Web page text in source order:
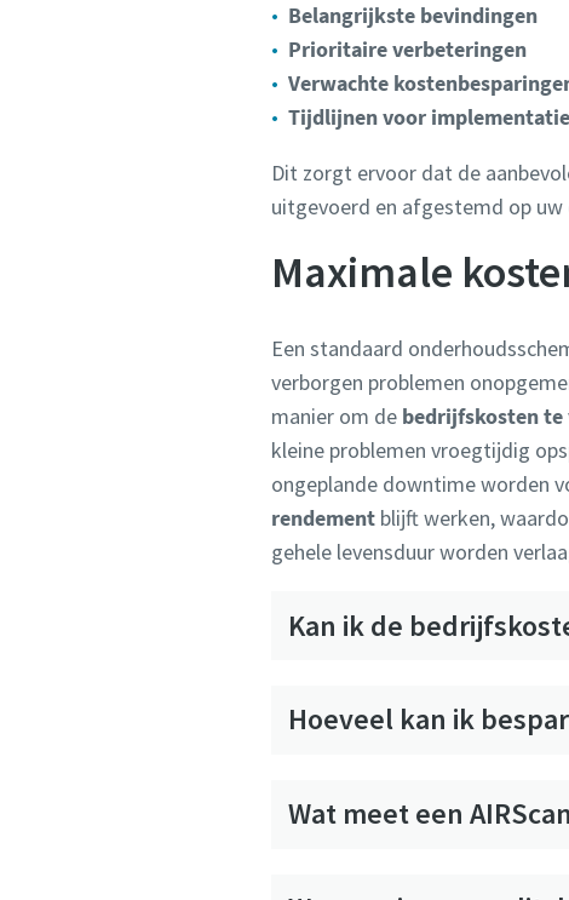
Belangrijkste bevindingen
Prioritaire verbeteringen
Verwachte
Tijdlijnen voor implementatie
Dit zorgt ervoor dat de
uitgevoerd en afgestemd op
Maximale
Een standaard
verborgen problemen
manier om de bedrijfskosten te
kleine problemen vroegtijdig
ongeplande downtime worden
rendement blijft werken,
gehele levensduur worden
Kan ik de
Hoeveel kan ik
Wat meet een